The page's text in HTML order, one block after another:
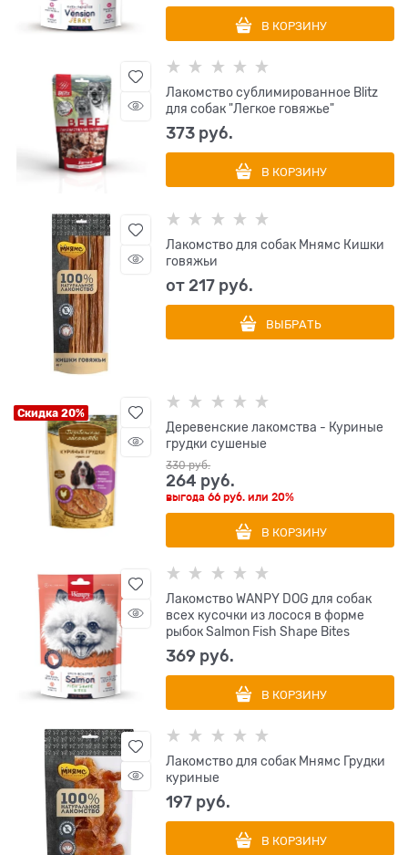
В КОРЗИНУ
Лакомство сублимированное Blitz
для собак "Легкое говяжье"
373 руб.
В КОРЗИНУ
Лакомство для собак Мнямс Кишки
говяжьи
от217 руб.
ВЫБРАТЬ
Скидка 20%
Деревенские лакомства - Куриные
грудки сушеные
330 руб.
264 руб.
выгода66 руб. или20%
В КОРЗИНУ
Лакомство WANPY DOG для собак
всех кусочки из лосося в форме
рыбок Salmon Fish Shape Bites
369 руб.
В КОРЗИНУ
Лакомство для собак Мнямс Грудки
куриные
197 руб.
В КОРЗИНУ